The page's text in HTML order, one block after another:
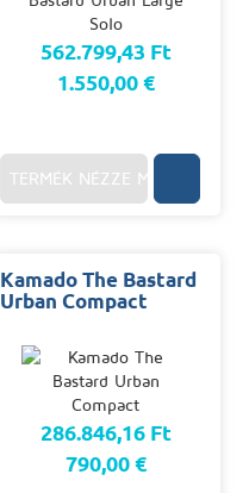
562.799,43 Ft
1.550,00 €
TERMÉK NÉZZE MEG
Kamado The Bastard
Urban Compact
286.846,16 Ft
790,00 €